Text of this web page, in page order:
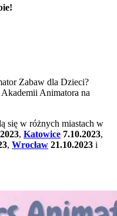
Zabaw dla Dzieci?
Animatora na
się w różnych miastach w
, Katowice 7.10.2023,
, Wrocław 21.10.2023 i